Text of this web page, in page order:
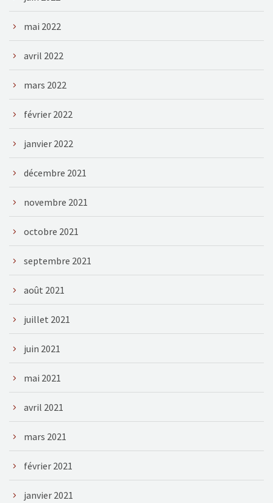
mai 2022
avril 2022
mars 2022
février 2022
janvier 2022
décembre 2021
novembre 2021
octobre 2021
septembre 2021
août 2021
juillet 2021
juin 2021
mai 2021
avril 2021
mars 2021
février 2021
janvier 2021